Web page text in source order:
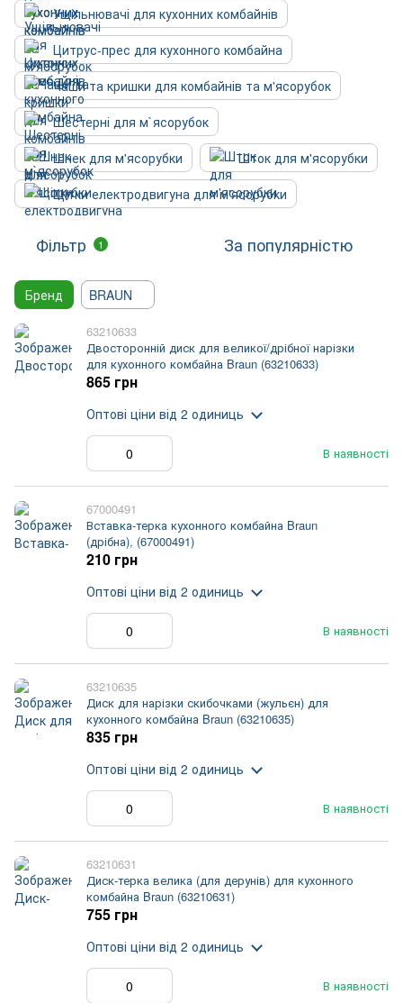
Ущільнювачі для кухонних комбайнів
Цитрус-прес для кухонного комбайна
Чаши та кришки для комбайнів та м'ясорубок
Шестерні для м`ясорубок
Шнек для м'ясорубки
Шток для м'ясорубки
Щітки електродвигуна для м'ясорубки
Фільтр 1 За популярністю
Бренд BRAUN
63210633
Двосторонній диск для великої/дрібної нарізки
для кухонного комбайна Braun (63210633)
В наявності
865 грн
Оптові ціни від 2 одиниць
67000491
Вставка-терка кухонного комбайна Braun
(дрібна), (67000491)
В наявності
210 грн
Оптові ціни від 2 одиниць
63210635
Диск для нарізки скибочками (жульєн) для
кухонного комбайна Braun (63210635)
В наявності
835 грн
Оптові ціни від 2 одиниць
63210631
Диск-терка велика (для дерунів) для кухонного
комбайна Braun (63210631)
В наявності
755 грн
Оптові ціни від 2 одиниць